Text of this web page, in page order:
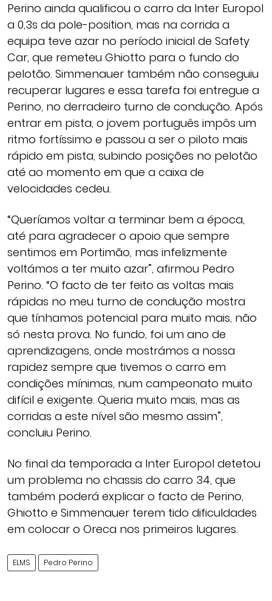
Perino ainda qualificou o carro da Inter Europol
a 0,3s da pole-position, mas na corrida a
equipa teve azar no período inicial de Safety
Car, que remeteu Ghiotto para o fundo do
pelotão. Simmenauer também não conseguiu
recuperar lugares e essa tarefa foi entregue a
Perino, no derradeiro turno de condução. Após
entrar em pista, o jovem português impôs um
ritmo fortíssimo e passou a ser o piloto mais
rápido em pista, subindo posições no pelotão
até ao momento em que a caixa de
velocidades cedeu.
“Queríamos voltar a terminar bem a época,
até para agradecer o apoio que sempre
sentimos em Portimão, mas infelizmente
voltámos a ter muito azar”, afirmou Pedro
Perino. “O facto de ter feito as voltas mais
rápidas no meu turno de condução mostra
que tínhamos potencial para muito mais, não
só nesta prova. No fundo, foi um ano de
aprendizagens, onde mostrámos a nossa
rapidez sempre que tivemos o carro em
condições mínimas, num campeonato muito
difícil e exigente. Queria muito mais, mas as
corridas a este nível são mesmo assim”,
concluiu Perino.
No final da temporada a Inter Europol detetou
um problema no chassis do carro 34, que
também poderá explicar o facto de Perino,
Ghiotto e Simmenauer terem tido dificuldades
em colocar o Oreca nos primeiros lugares.
ELMS Pedro Perino